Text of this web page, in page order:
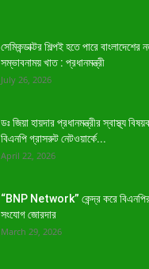
সেমিকন্ডাক্টর শিল্পই হতে পারে
সম্ভাবনাময় খাত : প্রধানমন্ত্রী
July 26, 2026
ডঃ জিয়া হায়দার প্রধানমন্ত্রীর স্বাস্থ্য
বিএনপি গ্রাসরুট নেটওয়ার্কে...
April 22, 2026
“BNP Network” কেন্দ্র করে
সংযোগ জোরদার
March 29, 2026